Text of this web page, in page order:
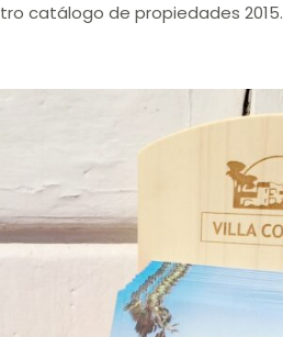
catálogo de propiedades 2015.